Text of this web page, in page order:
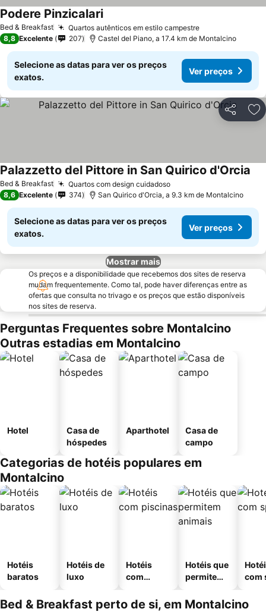
Bed & Breakfast Quartos autênticos em estilo campestreVer preços
Podere PinzicalariVer preços
8,8 Excelente 207 Castel del Piano, a 17.4 km de Montalcino
Selecione as datas para ver os preços
exatos.
Ver preços
Partilhar
Bed & Breakfast Quartos com design cuidadosoVer preços
Palazzetto del Pittore in San Quirico d'Orcia
8,6 Excelente 374 San Quirico d'Orcia, a 9.3 km de Montalcino
Selecione as datas para ver os preços
exatos.
Ver preços
Mostrar mais
Os preços e a disponibilidade que recebemos dos sites de reserva
mudam frequentemente. Como tal, pode haver diferenças entre as
ofertas que consulta no trivago e os preços que estão disponíveis
nos sites de reserva.
Perguntas Frequentes sobre Montalcino
Outras estadias em Montalcino
Hotel
Casa de
hóspedes
Aparthotel
Casa de
campo
Categorias de hotéis populares em
Montalcino
Hotéis
baratos
Hotéis de
luxo
Hotéis
com
Hotéis que
permitem
com
Bed & Breakfast perto de si, em Montalcino